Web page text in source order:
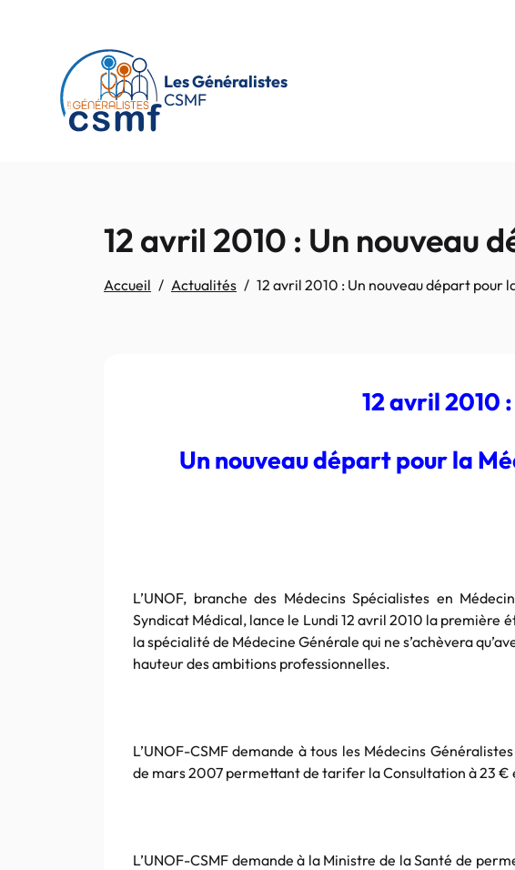
Les Généralistes
CSMF
12 avril 2010 : Un nouveau
Accueil Actualités 12 avril 2010 : Un nouveau départ pour
12 avril 2010 :
Un nouveau départ pour la
L’UNOF, branche des Médecins Spécialistes en
Syndicat Médical, lance le Lundi 12 avril 2010 la première
la spécialité de Médecine Générale qui ne s’achèvera
hauteur des ambitions professionnelles.
L’UNOF-CSMF demande à tous les Médecins
de mars 2007 permettant de tarifer la Consultation à 23 €
L’UNOF-CSMF demande à la Ministre de la Santé de